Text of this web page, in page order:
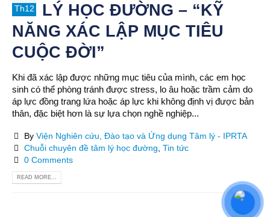
Th12
LÝ HỌC ĐƯỜNG – “KỸ
NĂNG XÁC LẬP MỤC TIÊU
CUỘC ĐỜI”
Khi đã xác lập được những mục tiêu của mình, các em học
sinh có thể phòng tránh được stress, lo âu hoặc trầm cảm do
áp lực đồng trang lứa hoặc áp lực khi không định vị được bản
thân, đặc biệt hơn là sự lựa chọn nghề nghiệp...
By Viện Nghiên cứu, Đào tạo và Ứng dụng Tâm lý - IPRTA
Chuỗi chuyên đề tâm lý học đường Tin tức
0 Comments
READ MORE...